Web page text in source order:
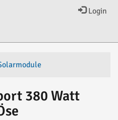
Login
380 Watt